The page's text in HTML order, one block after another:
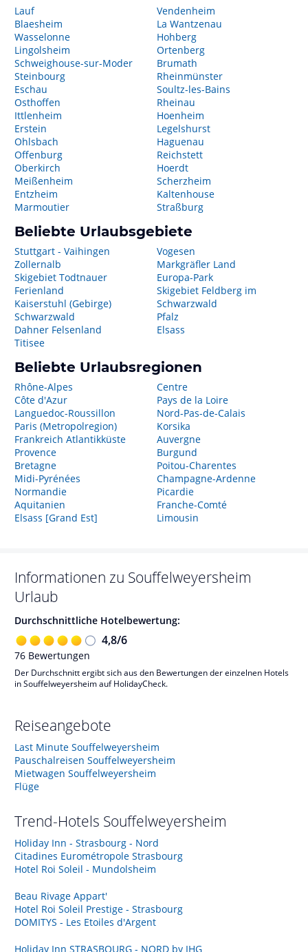
Lauf
Blaesheim
Wasselonne
Lingolsheim
Schweighouse-sur-Moder
Steinbourg
Eschau
Osthoffen
Ittlenheim
Erstein
Ohlsbach
Offenburg
Oberkirch
Meißenheim
Entzheim
Marmoutier
Vendenheim
La Wantzenau
Hohberg
Ortenberg
Brumath
Rheinmünster
Soultz-les-Bains
Rheinau
Hoenheim
Legelshurst
Haguenau
Reichstett
Hoerdt
Scherzheim
Kaltenhouse
Straßburg
Beliebte Urlaubsgebiete
Stuttgart - Vaihingen
Zollernalb
Skigebiet Todtnauer
Ferienland
Kaiserstuhl (Gebirge)
Schwarzwald
Dahner Felsenland
Titisee
Vogesen
Markgräfler Land
Europa-Park
Skigebiet Feldberg im
Schwarzwald
Pfalz
Elsass
Beliebte Urlaubsregionen
Rhône-Alpes
Côte d'Azur
Languedoc-Roussillon
Paris (Metropolregion)
Frankreich Atlantikküste
Provence
Bretagne
Midi-Pyrénées
Normandie
Aquitanien
Elsass [Grand Est]
Centre
Pays de la Loire
Nord-Pas-de-Calais
Korsika
Auvergne
Burgund
Poitou-Charentes
Champagne-Ardenne
Picardie
Franche-Comté
Limousin
Informationen zu Souffelweyersheim
Urlaub
Durchschnittliche Hotelbewertung:
4,8/6
76 Bewertungen
Der Durchschnitt ergibt sich aus den Bewertungen der einzelnen Hotels
in Souffelweyersheim auf HolidayCheck.
Reiseangebote
Last Minute Souffelweyersheim
Pauschalreisen Souffelweyersheim
Mietwagen Souffelweyersheim
Flüge
Trend-Hotels Souffelweyersheim
Holiday Inn - Strasbourg - Nord
Citadines Eurométropole Strasbourg
Hotel Roi Soleil - Mundolsheim
Beau Rivage Appart'
Hotel Roi Soleil Prestige - Strasbourg
DOMITYS - Les Etoiles d'Argent
Holiday Inn STRASBOURG - NORD by IHG